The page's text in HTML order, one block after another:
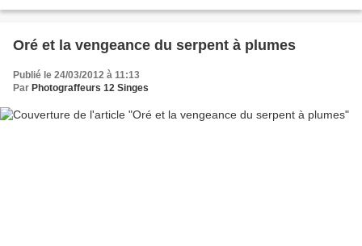
Oré et la vengeance du serpent à plumes
Publié le 24/03/2012 à 11:13
Par Photograffeurs 12 Singes